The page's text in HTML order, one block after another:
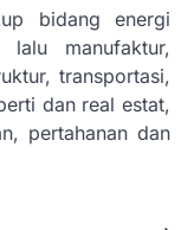
bidang energi
manufaktur,
transportasi,
dan real estat,
pertahanan dan